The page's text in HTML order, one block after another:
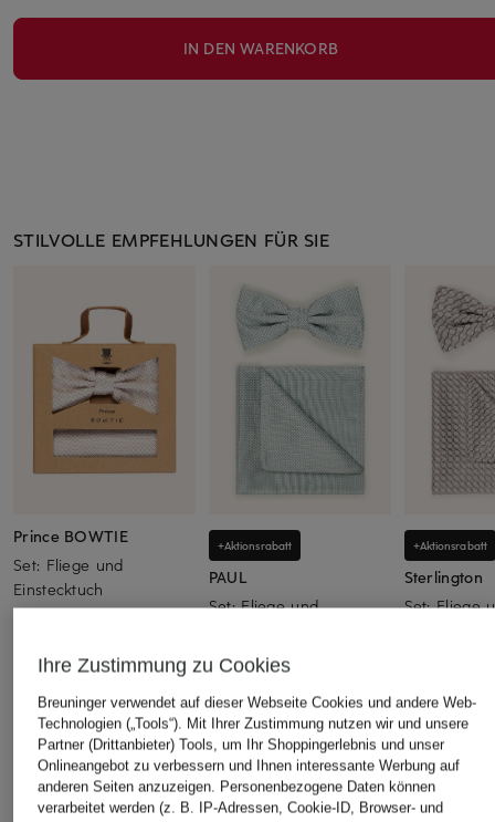
IN DEN WARENKORB
STILVOLLE EMPFEHLUNGEN FÜR SIE
Prince BOWTIE
Set: Fliege und
Einstecktuch
+Aktionsrabatt
PAUL
Set: Fliege und
36,99 €
Ursprünglich:49,99 €
+Aktionsrabatt
Sterlington
Set: Fliege
Ursprünglich:
ÄHNLICHE ARTIKEL ENTDECKEN
Ihre Zustimmung zu Cookies
Breuninger verwendet auf dieser Webseite Cookies und andere Web-
Technologien („Tools“). Mit Ihrer Zustimmung nutzen wir und unsere
Partner (Drittanbieter) Tools, um Ihr Shoppingerlebnis und unser
Onlineangebot zu verbessern und Ihnen interessante Werbung auf
anderen Seiten anzuzeigen. Personenbezogene Daten können
verarbeitet werden (z. B. IP-Adressen, Cookie-ID, Browser- und